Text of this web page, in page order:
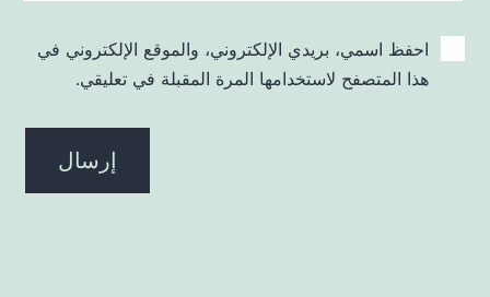
احفظ اسمي، بريدي الإلكتروني، والموقع الإلكتروني في
هذا المتصفح لاستخدامها المرة المقبلة في تعليقي.